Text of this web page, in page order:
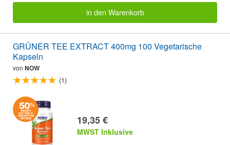
in den Warenkorb
GRÜNER TEE EXTRACT 400mg 100 Vegetarische
Kapseln
von NOW
(1)
19,35 €
MWST Inklusive